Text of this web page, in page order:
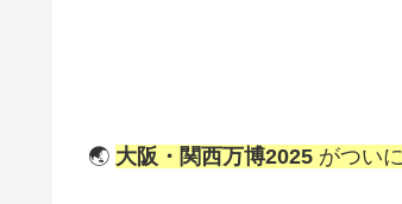
🌏 大阪・関西万博2025 がつい